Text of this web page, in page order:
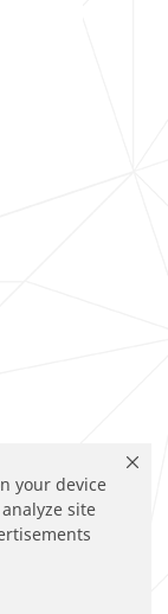
your device
site